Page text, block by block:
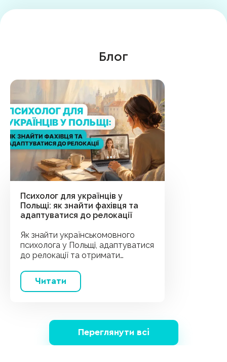
Блог
Психолог для українців у
Польщі: як знайти фахівця та
адаптуватися до релокації
Як знайти українськомовного
психолога у Польщі, адаптуватися
до релокації та отримати
мовного бар'єру.
Читати
Переглянути всі